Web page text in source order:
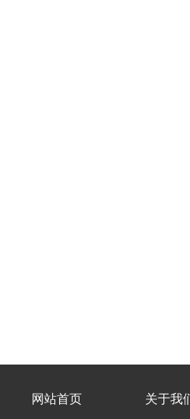
网站首页 关于我